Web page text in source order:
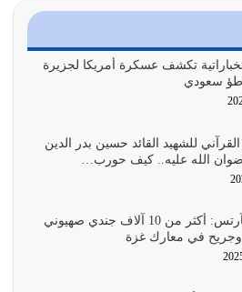
سبيله بالحياة الأبدية والرزق
في…
لمعرفة رسول الله معرفة سيرته
نفسك هنا اترك القرآن على أصله
لديك على…
الله معناه أن تكون نقاط الضعف
عليه إذا…
تكشف عسكرة أمريكا لجزيرة
سعودي
للشهيد القائد حسين بدر الدين
الله عليه.. كيف حورب…
صحيفة هآرتس: أكثر من 10 آلاف جندي صهيوني
وجريح في معارك غزة